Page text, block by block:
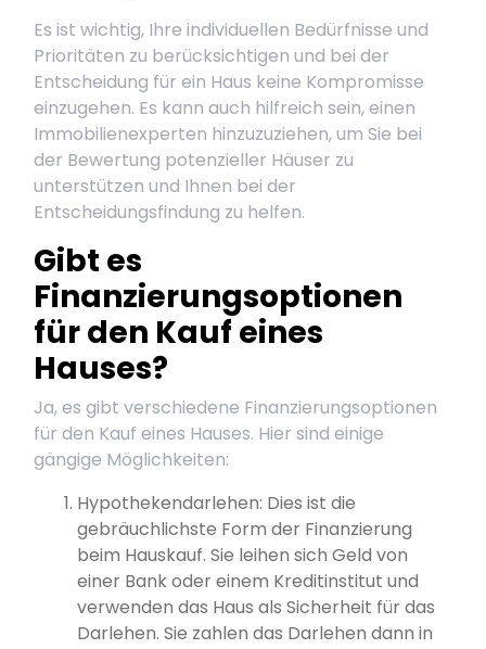
Es ist wichtig, Ihre individuellen Bedürfnisse und
Prioritäten zu berücksichtigen und bei der
Entscheidung für ein Haus keine Kompromisse
einzugehen. Es kann auch hilfreich sein, einen
Immobilienexperten hinzuzuziehen, um Sie bei
der Bewertung potenzieller Häuser zu
unterstützen und Ihnen bei der
Entscheidungsfindung zu helfen.
Gibt es
Finanzierungsoptionen
für den Kauf eines
Hauses?
Ja, es gibt verschiedene Finanzierungsoptionen
für den Kauf eines Hauses. Hier sind einige
gängige Möglichkeiten:
Hypothekendarlehen: Dies ist die
gebräuchlichste Form der Finanzierung
beim Hauskauf. Sie leihen sich Geld von
einer Bank oder einem Kreditinstitut und
verwenden das Haus als Sicherheit für das
Darlehen. Sie zahlen das Darlehen dann in